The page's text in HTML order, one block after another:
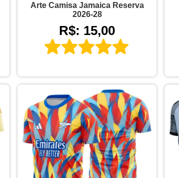
Arte Camisa Jamaica Reserva
2026-28
R$: 15,00